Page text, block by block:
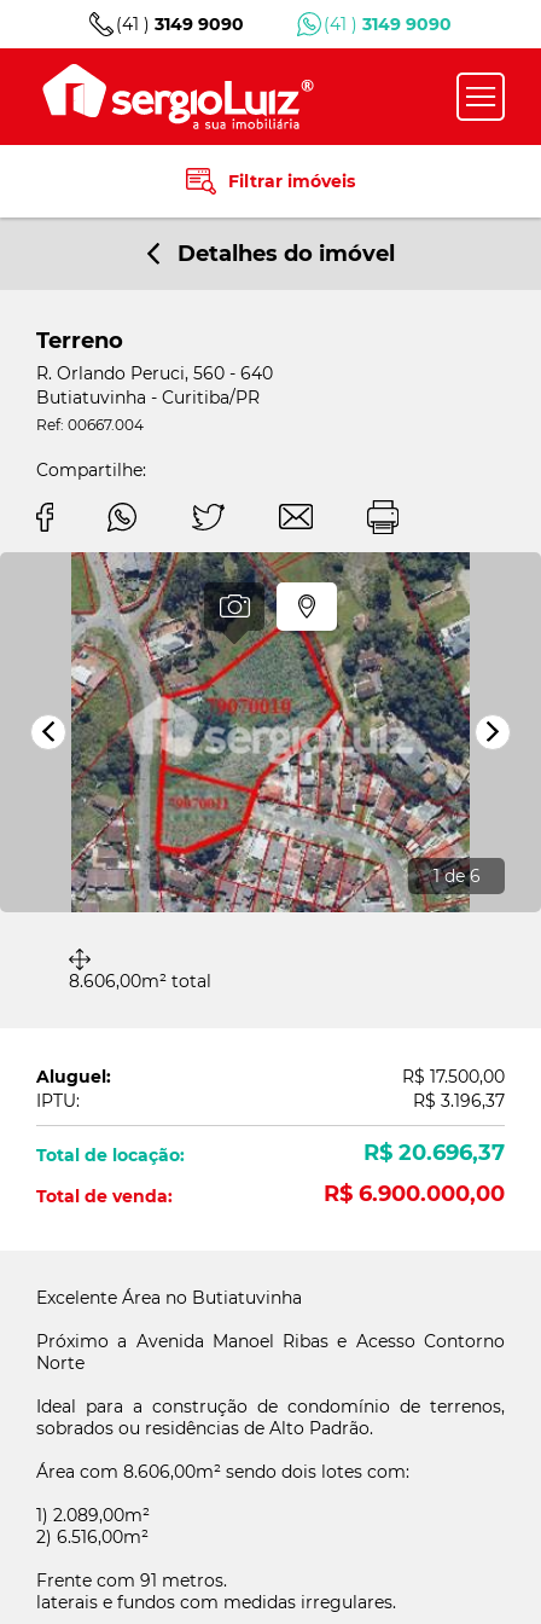
(41 )3149 9090 (41 ) 3149 9090
Filtrar imóveis
Detalhes do imóvel
Terreno
R. Orlando Peruci, 560 - 640
Butiatuvinha - Curitiba/PR
Ref: 00667.004
Compartilhe:
1de 6
8.606,00m² total
Aluguel:
R$ 17.500,00
IPTU:
R$ 3.196,37
Total de locação: R$ 20.696,37
Total de venda: R$ 6.900.000,00
Excelente Área no Butiatuvinha
Próximo a Avenida Manoel Ribas e Acesso Contorno
Norte
Ideal para a construção de condomínio de terrenos,
sobrados ou residências de Alto Padrão.
Área com 8.606,00m² sendo dois lotes com:
1) 2.089,00m²
2) 6.516,00m²
Frente com 91 metros.
laterais e fundos com medidas irregulares.